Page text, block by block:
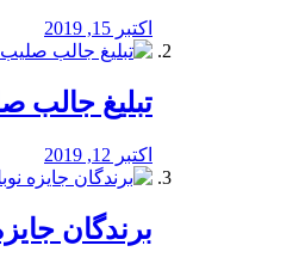
اکتبر 15, 2019
تبلیغ جالب
اکتبر 12, 2019
برندگان جایزه